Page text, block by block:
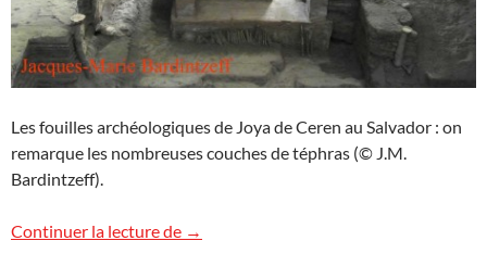
Les fouilles archéologiques de Joya de Ceren au Salvador : on
remarque les nombreuses couches de téphras (© J.M.
Bardintzeff).
Continuer la lecture de Joya de Ceren, la Pompéi du Salvador
→